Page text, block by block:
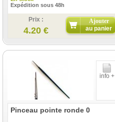
Expédition sous 48h
Prix :
4.20 €
Ajouter
au panier
info +
Pinceau pointe ronde 0